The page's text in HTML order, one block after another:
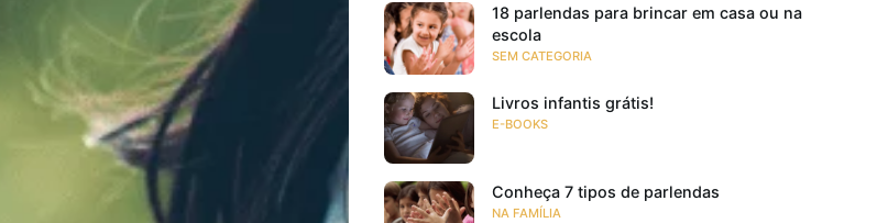
18 parlendas para brincar em casa ou na
escola
SEM CATEGORIA
Livros infantis grátis!
E-BOOKS
Conheça 7 tipos de parlendas
NA FAMÍLIA